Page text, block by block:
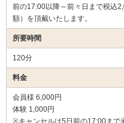
前の17:00以降～前々日まで税込
額）を頂戴いたします。
所要時間
120分
料金
会員様 6,000円
体験 1,000円